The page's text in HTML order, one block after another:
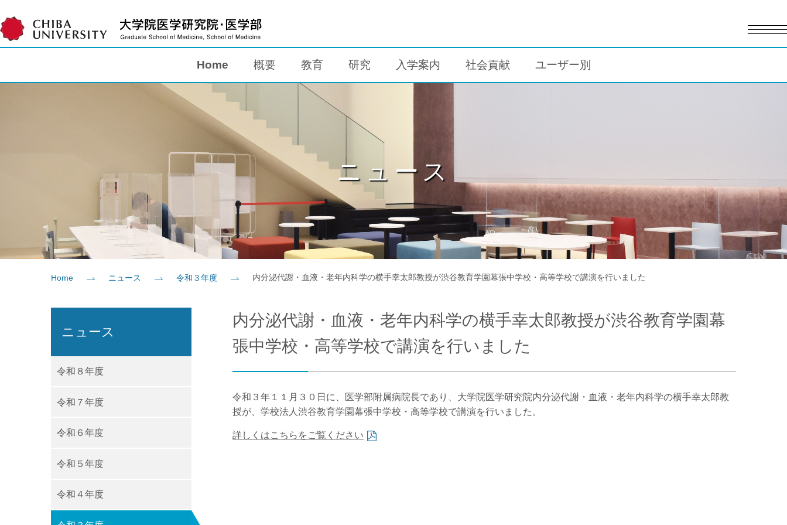
Home
入学案内
在学生・教員の方お問い合わせ 交通アクセス
Home 概要 教育 研究 入学案内 社会貢献 ユーザー別
ニュース
Home ニュース 令和３年度 内分泌代謝・⾎液・⽼年内科学の横⼿幸太郎教授が渋⾕教育学園幕張中学校・⾼等学校で講演を⾏いました
内分泌代謝・⾎液・⽼年内科学の横⼿幸太郎教授が渋⾕教育学園幕
張中学校・⾼等学校で講演を⾏いました
令和３年１１⽉３０⽇に、医学部附属病院⻑であり、⼤学院医学研究院内分泌代謝・⾎液・⽼年内科学の横⼿幸太郎教
授が、学校法⼈渋⾕教育学園幕張中学校・⾼等学校で講演を⾏いました。
詳しくはこちらをご覧ください
ニュース
令和８年度
令和７年度
令和６年度
令和５年度
令和４年度